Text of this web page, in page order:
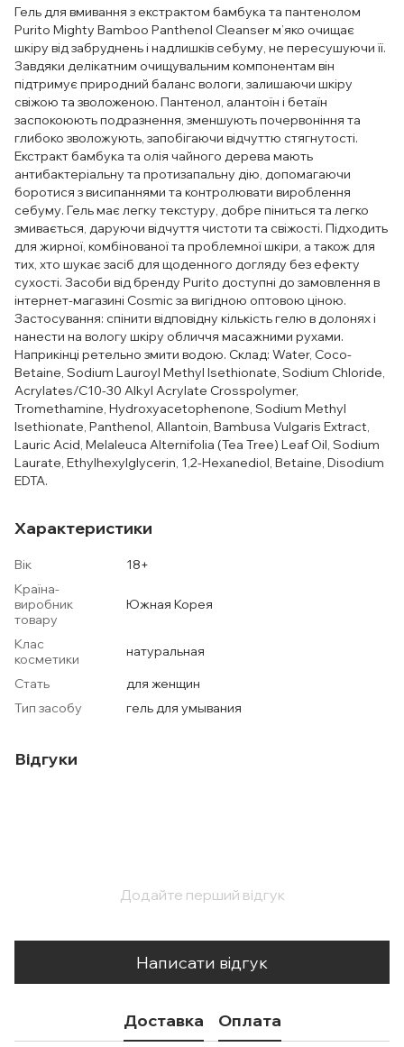
Гель для вмивання з екстрактом бамбука та пантенолом
Purito Mighty Bamboo Panthenol Cleanser м’яко очищає
шкіру від забруднень і надлишків себуму, не пересушуючи її.
Завдяки делікатним очищувальним компонентам він
підтримує природний баланс вологи, залишаючи шкіру
свіжою та зволоженою. Пантенол, алантоїн і бетаїн
заспокоюють подразнення, зменшують почервоніння та
глибоко зволожують, запобігаючи відчуттю стягнутості.
Екстракт бамбука та олія чайного дерева мають
антибактеріальну та протизапальну дію, допомагаючи
боротися з висипаннями та контролювати вироблення
себуму. Гель має легку текстуру, добре піниться та легко
змивається, даруючи відчуття чистоти та свіжості. Підходить
для жирної, комбінованої та проблемної шкіри, а також для
тих, хто шукає засіб для щоденного догляду без ефекту
сухості. Засоби від бренду Purito доступні до замовлення в
інтернет-магазині Cosmic за вигідною оптовою ціною.
Застосування: спінити відповідну кількість гелю в долонях і
нанести на вологу шкіру обличчя масажними рухами.
Наприкінці ретельно змити водою. Склад: Water, Coco-
Betaine, Sodium Lauroyl Methyl Isethionate, Sodium Chloride,
Acrylates/C10-30 Alkyl Acrylate Crosspolymer,
Tromethamine, Hydroxyacetophenone, Sodium Methyl
Isethionate, Panthenol, Allantoin, Bambusa Vulgaris Extract,
Lauric Acid, Melaleuca Alternifolia (Tea Tree) Leaf Oil, Sodium
Laurate, Ethylhexylglycerin, 1,2-Hexanediol, Betaine, Disodium
EDTA.
Характеристики
Вік
18+
Країна-
виробник
товару
Южная Корея
Клас
косметики
натуральная
Стать
для женщин
Тип засобу
гель для умывания
Відгуки
Додайте перший відгук
Написати відгук
Доставка Оплата